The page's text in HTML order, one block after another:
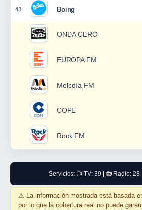
48 Boing
ONDA CERO
EUROPA FM
Melodía FM
COPE
Rock FM
Servicios: 📺 TV: 39 | 📻 Radio: 28
⚠ La información mostrada está basada
por lo que la cobertura real no puede